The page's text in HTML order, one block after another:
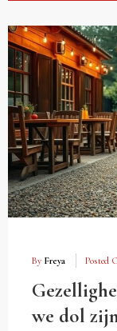
By Freya Posted
we dol